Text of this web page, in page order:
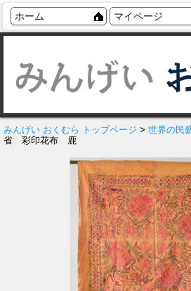
ホーム マイページ
みんげい おくむら トップページ > 世界の民
省 彩印花布 鹿